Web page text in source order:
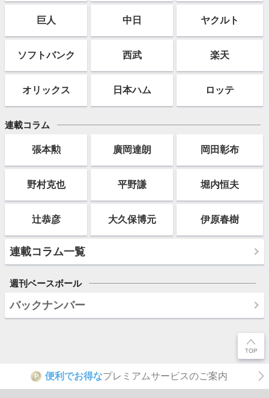
巨人 中日 ヤクルト
ソフトバンク 西武 楽天
オリックス 日本ハム ロッテ
連載コラム
張本勲 廣岡達朗 岡田彰布
野村克也 平野謙 堀内恒夫
辻恭彦 大久保博元 伊原春樹
連載コラム一覧
週刊ベースボール
バックナンバー
P 便利でお得なプレミアムサービスのご案内